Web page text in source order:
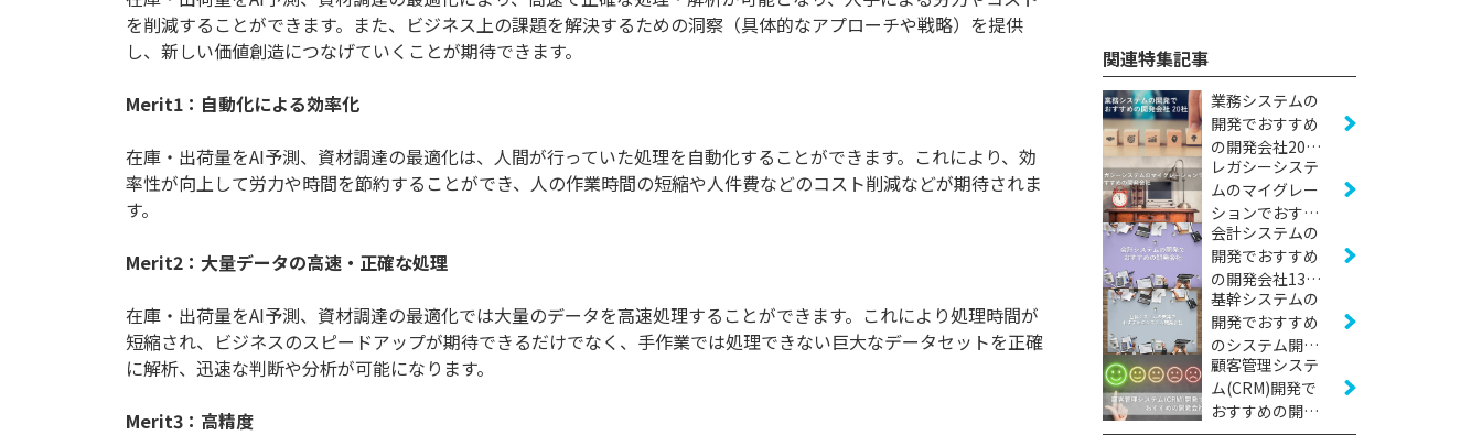
を削減することができます。また、ビジネス上の課題を解決するための洞察（具体的なアプローチや戦略）を提供
し、新しい価値創造につなげていくことが期待できます。
Merit1：自動化による効率化
在庫・出荷量をAI予測、資材調達の最適化は、人間が行っていた処理を自動化することができます。これにより、効
率性が向上して労力や時間を節約することができ、人の作業時間の短縮や人件費などのコスト削減などが期待されま
す。
Merit2：大量データの高速・正確な処理
在庫・出荷量をAI予測、資材調達の最適化では大量のデータを高速処理することができます。これにより処理時間が
短縮され、ビジネスのスピードアップが期待できるだけでなく、手作業では処理できない巨大なデータセットを正確
に解析、迅速な判断や分析が可能になります。
Merit3：高精度
関連特集記事
業務システムの
開発でおすすめ
の開発会社20社
【2026年版】
レガシーシステ
ムのマイグレー
ションでおすす
めの開発会社12
社【2026年版】
会計システムの
開発でおすすめ
の開発会社13社
【2026年版】
基幹システムの
開発でおすすめ
のシステム開発
会社24社【2026
年版】
顧客管理システ
ム(CRM)開発で
おすすめの開発
会社12社【2026